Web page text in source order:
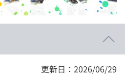
更新日：2026/06/29